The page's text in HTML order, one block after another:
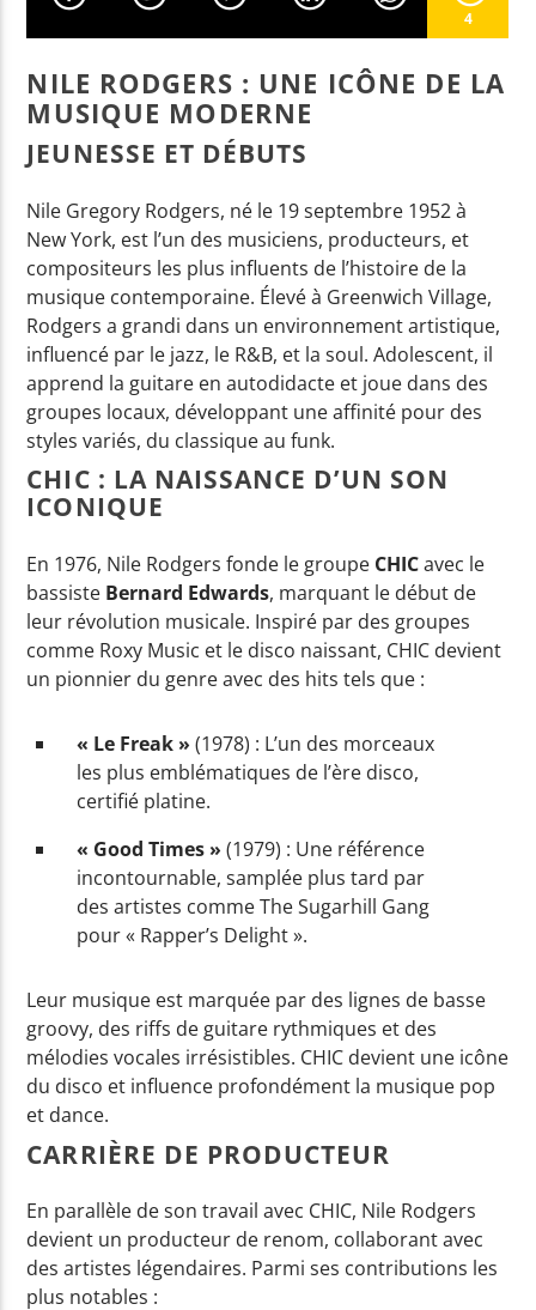
EN CE MOMENT
IMMORTAL DREAMS IN FAIRY DUST
(RADIO EDIT)
CORA ESTEBAN
EMISSION EN COURS
NON-STOP MUSIC
09:00 11:59
UPCOMING SHOW
NON-STOP MUSIC
12:00 13:59
Yellow Radio
Yellow Party
4
NILE RODGERS : UNE ICÔNE DE LA
MUSIQUE MODERNE
JEUNESSE ET DÉBUTS
Nile Gregory Rodgers, né le 19 septembre 1952 à
New York, est l’un des musiciens, producteurs, et
compositeurs les plus influents de l’histoire de la
musique contemporaine. Élevé à Greenwich Village,
Rodgers a grandi dans un environnement artistique,
influencé par le jazz, le R&B, et la soul. Adolescent, il
apprend la guitare en autodidacte et joue dans des
groupes locaux, développant une affinité pour des
styles variés, du classique au funk.
CHIC : LA NAISSANCE D’UN SON
ICONIQUE
En 1976, Nile Rodgers fonde le groupe CHICavec le
bassiste Bernard Edwards, marquant le début de
leur révolution musicale. Inspiré par des groupes
comme Roxy Music et le disco naissant, CHIC devient
un pionnier du genre avec des hits tels que :
« Le Freak » (1978) : L’un des morceaux
les plus emblématiques de l’ère disco,
certifié platine.
« Good Times » (1979) : Une référence
incontournable, samplée plus tard par
des artistes comme The Sugarhill Gang
pour « Rapper’s Delight ».
Leur musique est marquée par des lignes de basse
groovy, des riffs de guitare rythmiques et des
mélodies vocales irrésistibles. CHIC devient une icône
du disco et influence profondément la musique pop
et dance.
CARRIÈRE DE PRODUCTEUR
En parallèle de son travail avec CHIC, Nile Rodgers
devient un producteur de renom, collaborant avec
des artistes légendaires. Parmi ses contributions les
plus notables :